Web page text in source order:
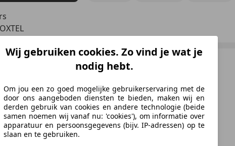
Saloon **Britse klasse uit 1977
€ 8.450
Wij gebruiken cookies. Zo vind je wat je
nodig hebt.
Om jou een zo goed mogelijke gebruikerservaring met de
door ons aangeboden diensten te bieden, maken wij en
derden gebruik van cookies en andere technologie (beide
samen noemen wij vanaf nu: 'cookies'), om informatie over
apparatuur en persoonsgegevens (bijv. IP-adressen) op te
slaan en te gebruiken.